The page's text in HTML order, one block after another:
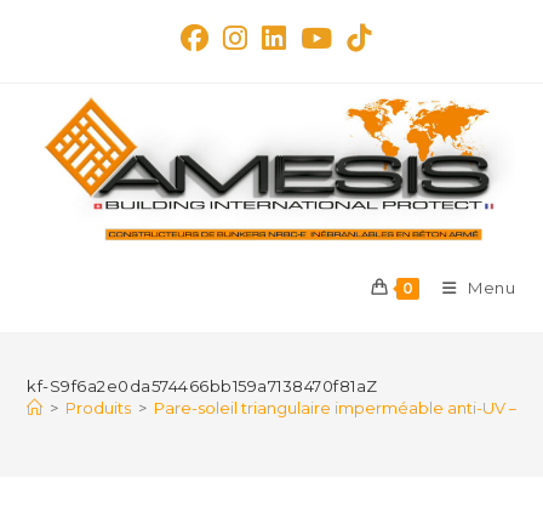
0 Menu
kf-S9f6a2e0da574466bb159a7138470f81aZ
> Produits > Pare-soleil triangulaire imperméable anti-UV –